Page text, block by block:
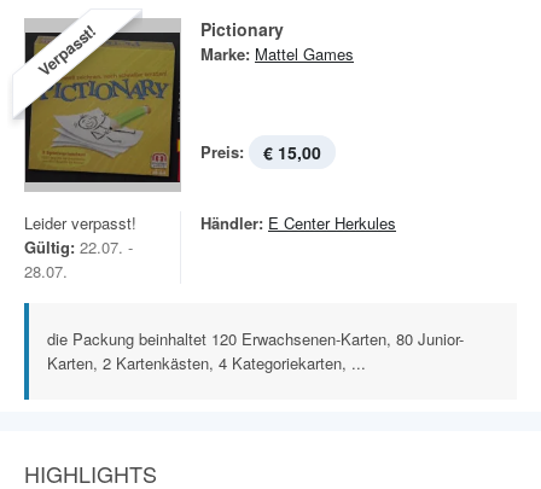
Verpasst! Pictionary
Marke: Mattel Games
Preis: € 15,00
Leider verpasst!
Gültig: 22.07. -
28.07.
Händler: E Center Herkules
die Packung beinhaltet 120 Erwachsenen-Karten, 80 Junior-
Karten, 2 Kartenkästen, 4 Kategoriekarten, ...
HIGHLIGHTS